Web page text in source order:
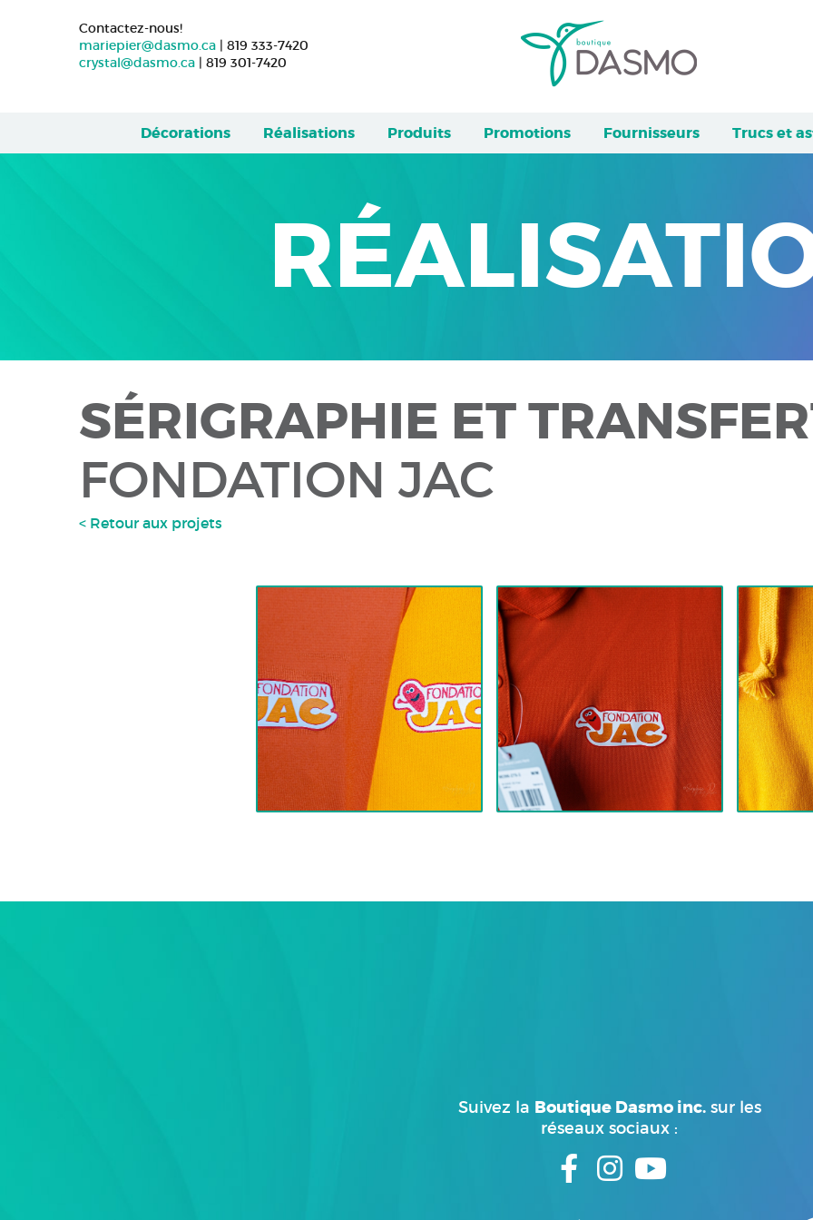
Contactez-nous!
mariepier@dasmo.ca | 819 333-7420
crystal@dasmo.ca | 819 301-7420
Décorations Réalisations Produits Promotions Fournisseurs Trucs et
SÉRIGRAPHIE ET
FONDATION JAC
< Retour aux projets
Suivez la Boutique Dasmo inc.sur les
réseaux sociaux :